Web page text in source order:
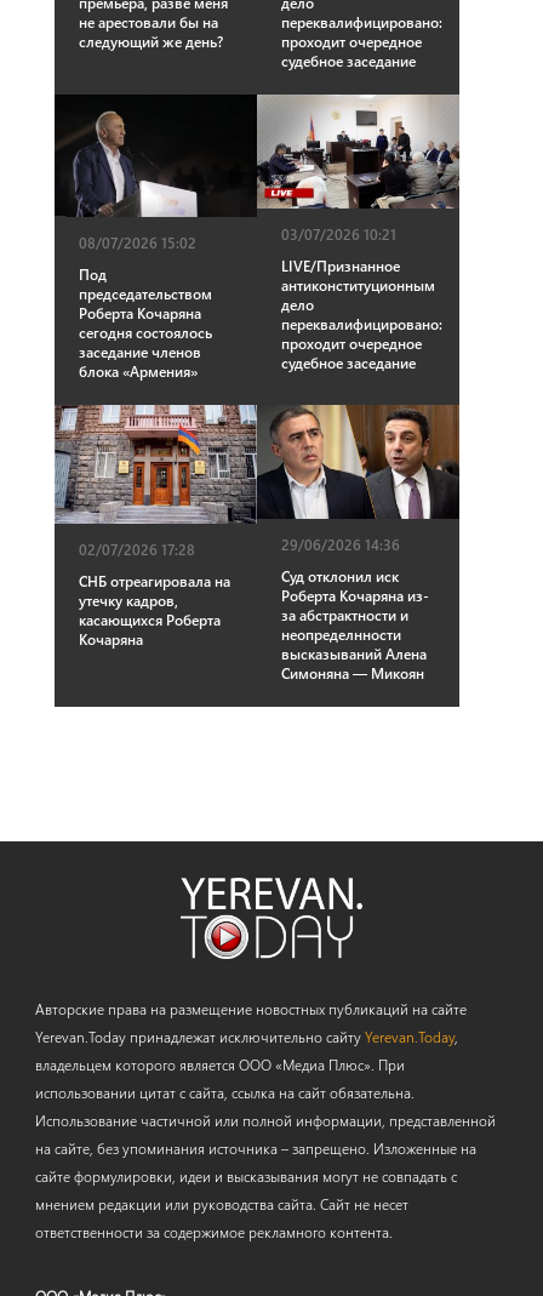
не арестовали бы на
следующий же день?
переквалифицировано:
проходит очередное
судебное заседание
08/07/2026 15:02
Под
председательством
Роберта Кочаряна
сегодня состоялось
заседание членов
блока «Армения»
03/07/2026 10:21
LIVE/Признанное
антиконституционным
дело
переквалифицировано:
проходит очередное
судебное заседание
02/07/2026 17:28
СНБ отреагировала на
утечку кадров,
касающихся Роберта
Кочаряна
29/06/2026 14:36
Суд отклонил иск
Роберта Кочаряна из-
за абстрактности и
неопределнности
высказываний Алена
Симоняна — Микоян
Авторские права на размещение новостных публикаций на сайте
Yerevan.Today принадлежат исключительно сайтуYerevan.Today,
владельцем которого является ООО «Медиа Плюс». При
использовании цитат с сайта, ссылка на сайт обязательна.
Использование частичной или полной информации, представленной
на сайте, без упоминания источника – запрещено. Изложенные на
сайте формулировки, идеи и высказывания могут не совпадать с
мнением редакции или руководства сайта. Сайт не несет
ответственности за содержимое рекламного контента.